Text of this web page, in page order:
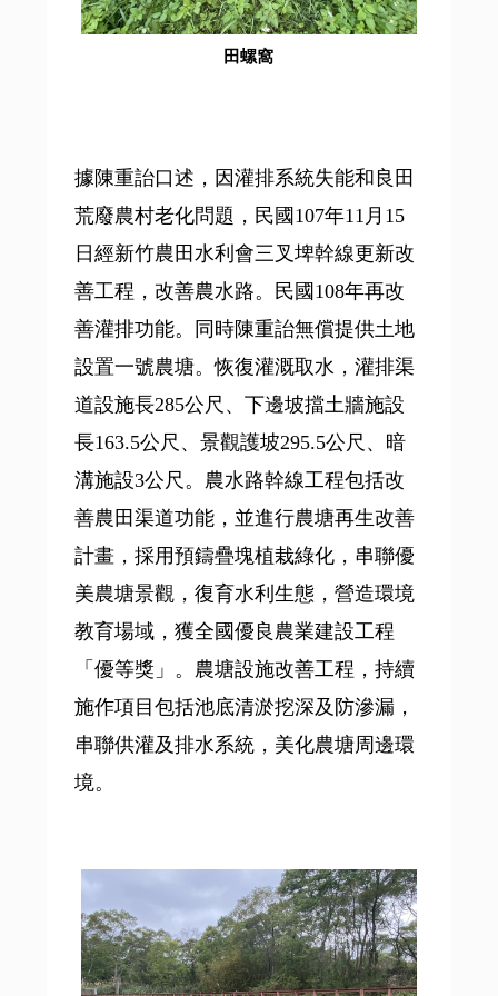
田螺窩
據陳重詒口述，因灌排系統失能和良田
荒廢農村老化問題，民國107年11月15
日經新竹農田水利會三叉埤幹線更新改
善工程，改善農水路。民國108年再改
善灌排功能。同時陳重詒無償提供土地
設置一號農塘。恢復灌溉取水，灌排渠
道設施長285公尺、下邊坡擋土牆施設
長163.5公尺、景觀護坡295.5公尺、暗
溝施設3公尺。農水路幹線工程包括改
善農田渠道功能，並進行農塘再生改善
計畫，採用預鑄疊塊植栽綠化，串聯優
美農塘景觀，復育水利生態，營造環境
教育場域，獲全國優良農業建設工程
「優等獎」。農塘設施改善工程，持續
施作項目包括池底清淤挖深及防滲漏，
串聯供灌及排水系統，美化農塘周邊環
境。